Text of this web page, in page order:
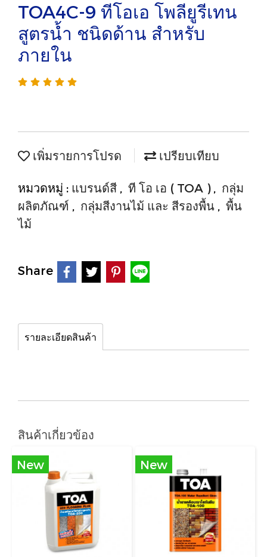
TOA4C-9 ทีโอเอ โพลียูรีเทน
สูตรน้ำ ชนิดด้าน สำหรับ
ภายใน
เพิ่มรายการโปรด เปรียบเทียบ
หมวดหมู่ : แบรนด์สี , ที โอ เอ ( TOA ) , กลุ่ม
ผลิตภัณฑ์ , กลุ่มสีงานไม้ และ สีรองพื้น , พื้น
ไม้
Share
รายละเอียดสินค้า
สินค้าเกี่ยวข้อง
New New